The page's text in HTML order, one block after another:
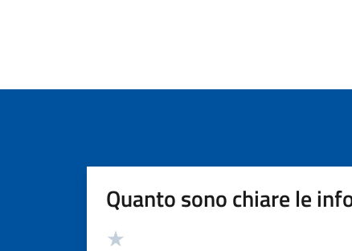
Quanto sono chiare le
Valutazione